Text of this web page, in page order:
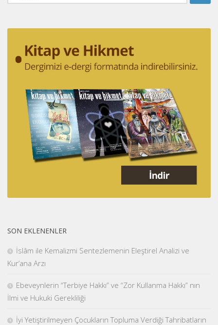
SON EKLENENLER
İslâm ile Kemalizmi Sentezlemenin Eleştirel Analizi ve
Kur’ana Arzı
Ebeveynlerin “Terbiye Hakkı” ve “Zor Kullanma Hakkı” nın
İlmi ve Hukuki Gerekliliği
İyi Yetiştirilmeyen Çocukların Topluma Verdiği Tahribatların